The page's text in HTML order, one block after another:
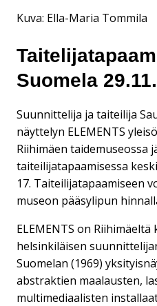
Kuva: Ella-Maria Tommila
Suomela
Suunnittelija ja taiteilija
näyttelyn ELEMENTS
Riihimäen taidemuseossa
taiteilijatapaamisessa
17. Taiteilijatapaamiseen
museon pääsylipun
ELEMENTS on
helsinkiläisen
Suomelan (1969)
abstraktien maalausten,
multimediaalisten